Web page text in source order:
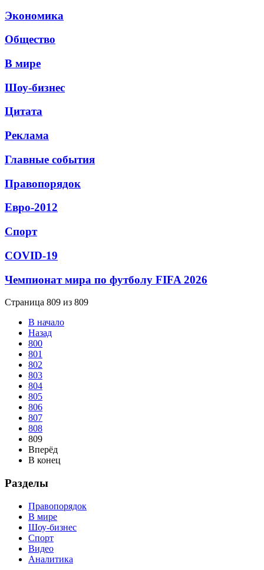
Экономика
Общество
В мире
Шоу-бизнес
Цитата
Реклама
Главные события
Правопорядок
Евро-2012
Спорт
СОVID-19
Чемпионат мира по футболу FIFA 2026
Страница 809 из 809
В начало
Назад
800
801
802
803
804
805
806
807
808
809
Вперёд
В конец
Разделы
Правопорядок
В мире
Шоу-бизнес
Спорт
Видео
Аналитика